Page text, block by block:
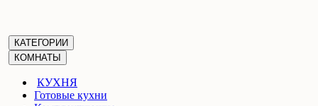
КАТЕГОРИИ
КОМНАТЫ
КУХНЯ
Готовые кухни